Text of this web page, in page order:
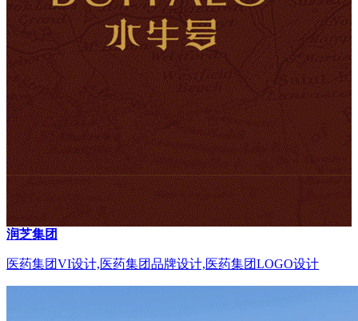
润芝集团
医药集团VI设计,医药集团品牌设计,医药集团LOGO设计